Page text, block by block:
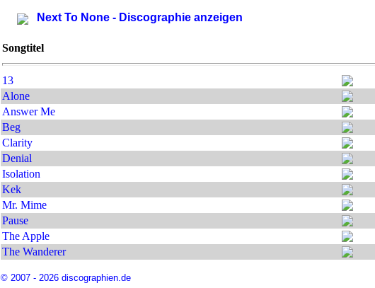
Next To None - Discographie anzeigen
Songtitel
13
Alone
Answer Me
Beg
Clarity
Denial
Isolation
Kek
Mr. Mime
Pause
The Apple
The Wanderer
© 2007 - 2026 discographien.de